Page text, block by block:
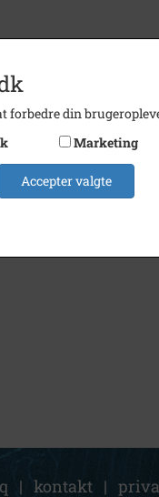
| kontakt |
forbedre din
Marketing
Accepter valgte